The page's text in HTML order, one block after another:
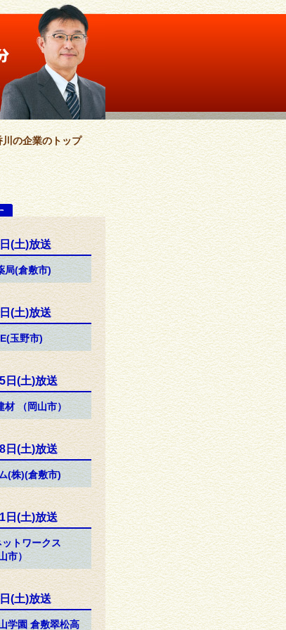
の企業のトップ
(土)放送
局(倉敷市)
(土)放送
玉野市)
日(土)放送
材 （岡山市）
日(土)放送
(株)(倉敷市)
日(土)放送
トワークス
市）
(土)放送
学園 倉敷翠松高